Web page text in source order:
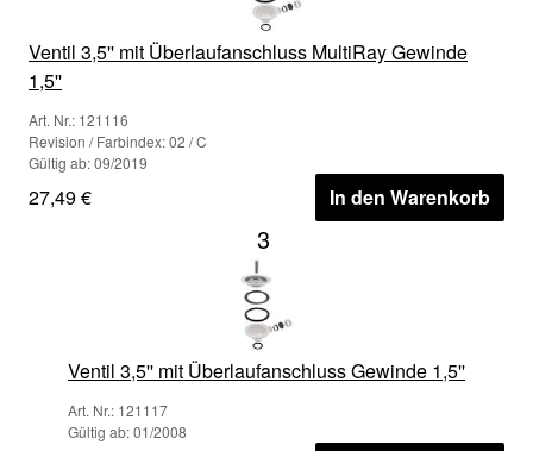
Ventil 3,5'' mit Überlaufanschluss MultiRay Gewinde
1,5''
Art. Nr.: 121116
Revision / Farbindex: 02 / C
Gültig ab: 09/2019
27,49 € In den Warenkorb
3
Ventil 3,5'' mit Überlaufanschluss Gewinde 1,5''
Art. Nr.: 121117
Gültig ab: 01/2008